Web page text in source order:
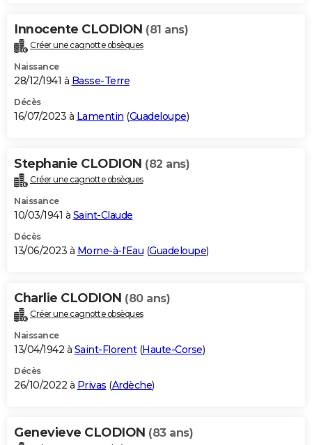
Innocente CLODION (81 ans)
Créer une cagnotte obsèques
Naissance
28/12/1941 à Basse-Terre
Décès
16/07/2023 à Lamentin (Guadeloupe)
Stephanie CLODION (82 ans)
Créer une cagnotte obsèques
Naissance
10/03/1941 à Saint-Claude
Décès
13/06/2023 à Morne-à-l'Eau (Guadeloupe)
Charlie CLODION (80 ans)
Créer une cagnotte obsèques
Naissance
13/04/1942 à Saint-Florent(Haute-Corse)
Décès
26/10/2022 à Privas (Ardèche)
Genevieve CLODION (83 ans)